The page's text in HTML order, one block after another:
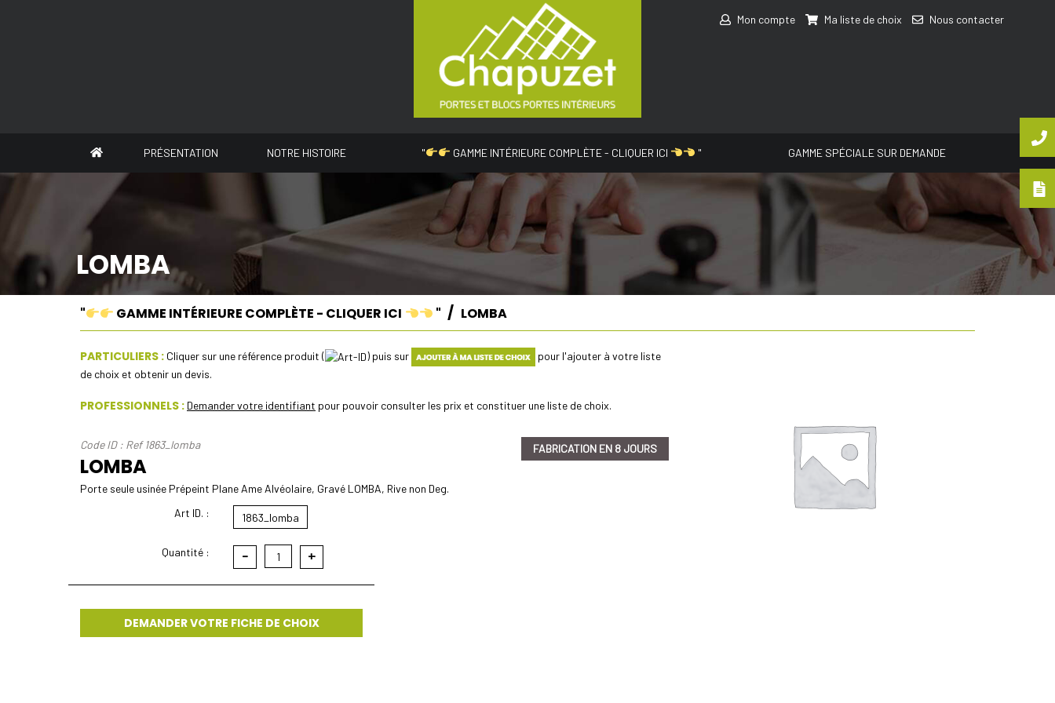
Mon compte Ma liste de choix Nous contacter
PRÉSENTATION NOTRE HISTOIRE " GAMME INTÉRIEURE COMPLÈTE - CLIQUER ICI " GAMME SPÉCIALE SUR DEMANDE
LOMBA
" GAMME INTÉRIEURE COMPLÈTE - CLIQUER ICI " LOMBA
PARTICULIERS : Cliquer sur une référence produit ( ) puis sur
pour l'ajouter à votre liste
de choix et obtenir un devis.
PROFESSIONNELS : Demander votre identifiant pour pouvoir consulter les prix et constituer une liste de choix.
Code ID : Ref 1863_lomba
LOMBA
FABRICATION EN 8 JOURS
Porte seule usinée Prépeint Plane Ame Alvéolaire, Gravé LOMBA, Rive non Deg.
Art ID. :
Quantité :
1863_lomba
- 1 +
DEMANDER VOTRE FICHE DE CHOIX